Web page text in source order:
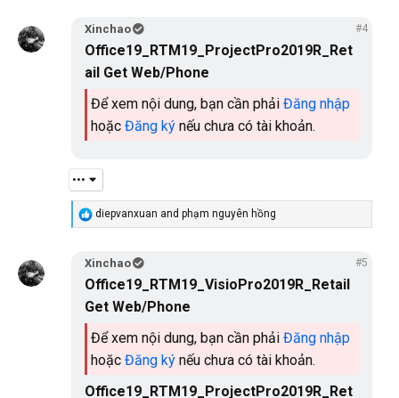
i
o
n
s
Xinchao #4
Office19_RTM19_ProjectPro2019R_Ret
ail Get Web/Phone
Để xem nội dung, bạn cần phải Đăng nhập
hoặc Đăng ký nếu chưa có tài khoản.
•••
R
e
t
i
n
:
diepvanxuan and phạm nguyên hồng
Xinchao #5
Office19_RTM19_VisioPro2019R_Retail
Get Web/Phone
Để xem nội dung, bạn cần phải Đăng nhập
hoặc Đăng ký nếu chưa có tài khoản.
Office19_RTM19_ProjectPro2019R_Ret